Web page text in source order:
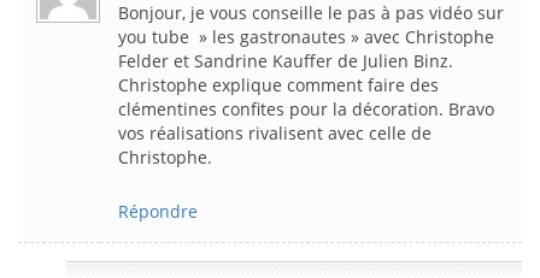
Bonjour, je vous conseille le pas à pas vidéo sur
you tube » les gastronautes » avec Christophe
Felder et Sandrine Kauffer de Julien Binz.
Christophe explique comment faire des
clémentines confites pour la décoration. Bravo
vos réalisations rivalisent avec celle de
Christophe.
Répondre